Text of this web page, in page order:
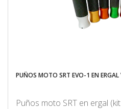
PUÑOS MOTO SRT EVO-1 EN
Puños moto SRT en ergal